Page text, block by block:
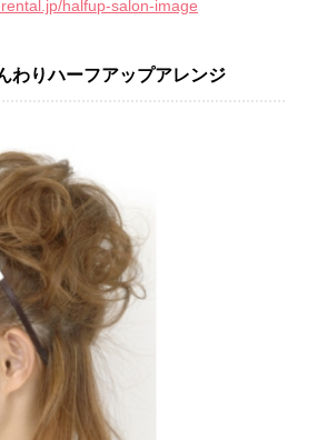
halfup-salon-image
わりハーフアップアレンジ